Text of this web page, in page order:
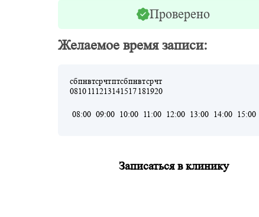
Проверено
Желаемое время записи:
сб
08
пн
10
вт
11
ср
12
чт
13
пт
14
сб
15
пн
17
вт
18
ср
19
чт
20
08:00 09:00 10:00 11:00 12:00 13:00 14:00 15:00
Записаться в клинику